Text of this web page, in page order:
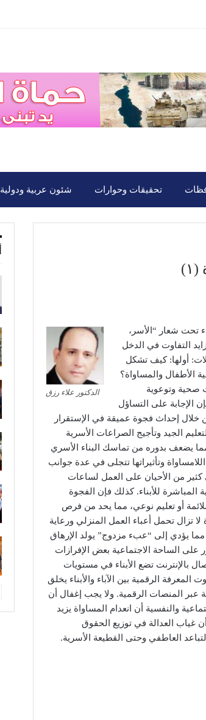
تحقيقات وحوارات شئون عربية ودولية
الدكتور علاء رزق
باليوم الدولي للأسر، الإحتفال بهذا اليوم فى عام 2026 ، جاء تحت شعار “الأسر،
التفاوت في الدخل
أولها: كيف تشكل
الأطفال والمساواة؟
فعاليات صحية وتوعوية
الإجابة على التساؤل
خلال إحداث فجوة عميقة في الإستقرار
الجيد وتأجيج الصراعات الأسرية
يضعف بدوره من تماسك البناء الأسري
وتأثيراتها تتجلى في عدة جوانب
كثير من الأحيان على العمل لساعات
للأبناء. كذلك فإن الفجوة
أو تعليم نوعي، مما يحد من فرص
لا تزال تحمل أعباء العمل المنزلي ورعاية
يؤدي إلى “عبء مزدوج” يولد الإرهاق
على الساحة الاجتماعية بعض الإفرازات
بالإنترنت تضع الأبناء في مستويات
الرقمية بين الآباء والأبناء يخلق
عبر المنصات الرقمية. ولا يجب إغفال أن
والنفسية أن انعدام المساواة يزيد
غياب العدالة في توزيع الحقوق
العاطفي وحتى القطيعة الأسرية.